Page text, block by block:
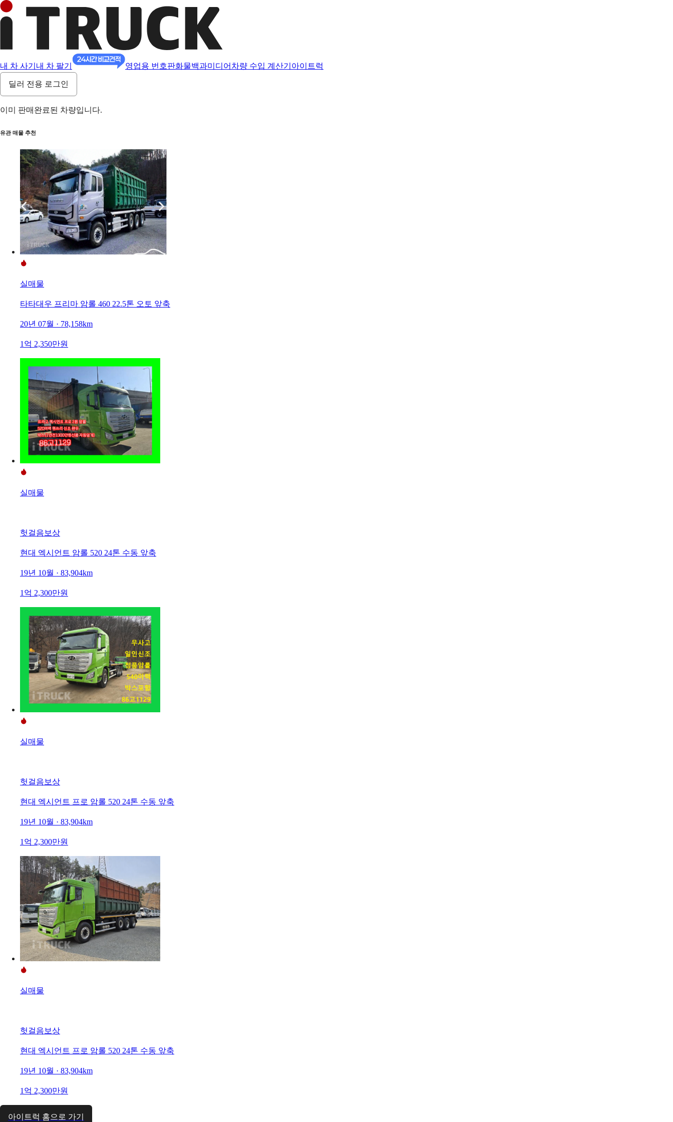
내 차 사기 내 차 팔기 영업용 번호판화물백과미디어 차량 수입 계산기 아이트럭
딜러 전용 로그인
이미 판매완료된 차량입니다.
유관 매물 추천
실매물
타타대우 프리마 암롤 460 22.5톤 오토 앞축
20년 07월 · 78,158km
1억 2,350만원
실매물
헛걸음보상
현대 엑시언트 암롤 520 24톤 수동 앞축
19년 10월 · 83,904km
1억 2,300만원
실매물
헛걸음보상
현대 엑시언트 프로 암롤 520 24톤 수동 앞축
19년 10월 · 83,904km
1억 2,300만원
실매물
헛걸음보상
현대 엑시언트 프로 암롤 520 24톤 수동 앞축
19년 10월 · 83,904km
1억 2,300만원
아이트럭 홈으로 가기